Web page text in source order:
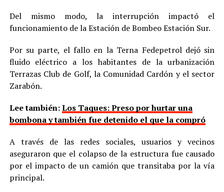
Del mismo modo, la interrupción impactó el
funcionamiento de la Estación de Bombeo Estación Sur.
Por su parte, el fallo en la Terna Fedepetrol dejó sin
fluido eléctrico a los habitantes de la urbanización
Terrazas Club de Golf, la Comunidad Cardón y el sector
Zarabón.
Lee también:Los Taques: Preso por hurtar una
bombona y también fue detenido el que la compró
A través de las redes sociales, usuarios y vecinos
aseguraron que el colapso de la estructura fue causado
por el impacto de un camión que transitaba por la vía
principal.